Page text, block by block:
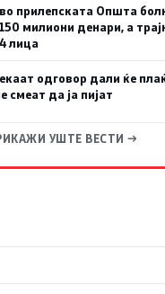
прилепската Општа
милиони денари, а
лица
одговор дали ќе
смеат да ја пијат
УШТЕ ВЕСТИ →